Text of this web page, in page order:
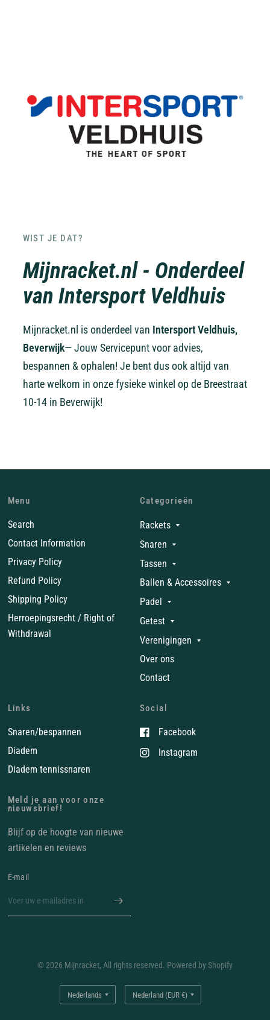
WIST JE DAT?
Mijnracket.nl - Onderdeel
van Intersport Veldhuis
Mijnracket.nl is onderdeel van Intersport Veldhuis,
Beverwijk— Jouw Servicepunt voor advies,
bespannen & ophalen! Je bent dus ook altijd van
harte welkom in onze fysieke winkel op de Breestraat
10-14 in Beverwijk!
Menu
Search
Contact Information
Privacy Policy
Refund Policy
Shipping Policy
Herroepingsrecht / Right of
Withdrawal
Categorieën
Rackets
Snaren
Tassen
Ballen & Accessoires
Padel
Getest
Verenigingen
Over ons
Contact
Links
Snaren/bespannen
Diadem
Diadem tennissnaren
Social
Facebook
Instagram
Meld je aan voor onze
nieuwsbrief!
Blijf op de hoogte van nieuwe
artikelen en reviews
E‑mail
© 2026 Mijnracket, All rights reserved. Powered by Shopify
Land/regio
bijwerken
Land/regio
bijwerken